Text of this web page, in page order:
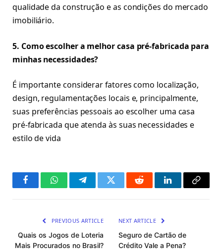
qualidade da construção e as condições do mercado
imobiliário.
5. Como escolher a melhor casa pré-fabricada para
minhas necessidades?
É importante considerar fatores como localização,
design, regulamentações locais e, principalmente,
suas preferências pessoais ao escolher uma casa
pré-fabricada que atenda às suas necessidades e
estilo de vida
FacebookWhatsAppTelegramTwitter Reddit LinkedInCopy
PREVIOUS ARTICLE
Quais os Jogos de Loteria
Mais Procurados no Brasil?
NEXT ARTICLE
Seguro de Cartão de
Crédito Vale a Pena?